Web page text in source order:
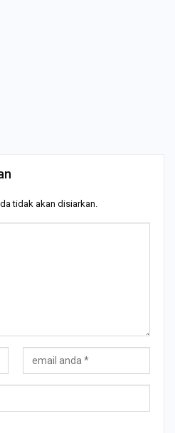
tidak akan disiarkan.